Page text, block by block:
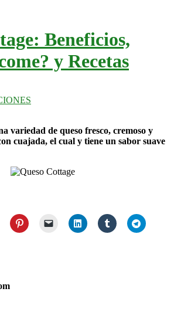
Beneficios,
y Recetas
variedad de queso fresco, cremoso y
cuajada, el cual y tiene un sabor suave